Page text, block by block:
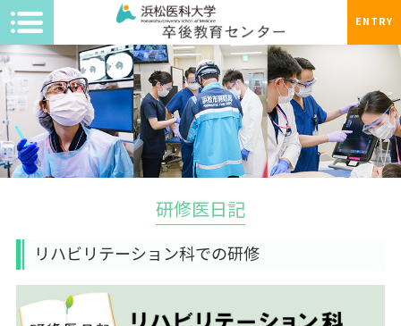
ENTRY
研修医日記
リハビリテーション科での研修